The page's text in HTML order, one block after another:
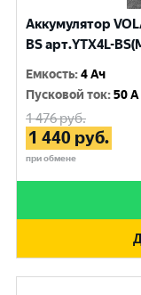
Аккумулятор
BS арт.YTX4L-
Емкость:4 Ач
Пусковой ток:50 A
1 476руб.
1 440 руб.
при обмене